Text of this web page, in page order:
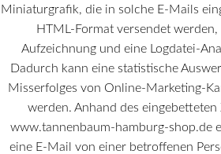
Miniaturgrafik, die in solche E-Mails
HTML-Format versendet werden,
Aufzeichnung und eine Logdatei-
Dadurch kann eine statistische
Misserfolges von Online-Marketing-
werden. Anhand des
www.tannenbaum-hamburg-shop.de
eine E-Mail von einer betroffenen